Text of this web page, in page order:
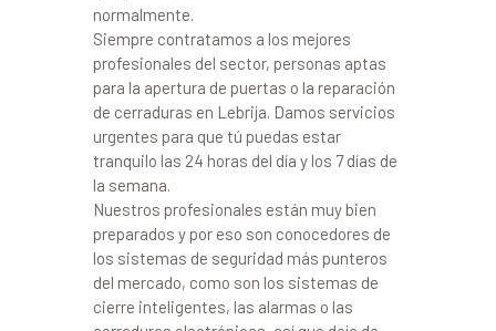
normalmente.
Siempre contratamos a los mejores
profesionales del sector, personas aptas
para la apertura de puertas o la reparación
de cerraduras en Lebrija. Damos servicios
urgentes para que tú puedas estar
tranquilo las 24 horas del día y los 7 días de
la semana.
Nuestros profesionales están muy bien
preparados y por eso son conocedores de
los sistemas de seguridad más punteros
del mercado, como son los sistemas de
cierre inteligentes, las alarmas o las